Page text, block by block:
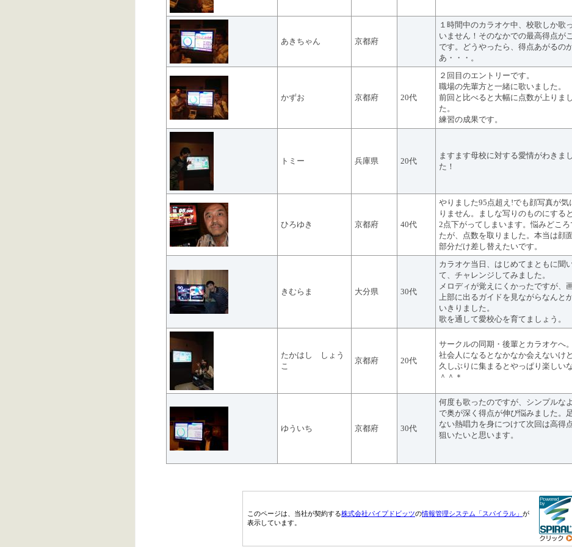
あきちゃん 京都府
１時間中のカラオケ中、校歌しか歌
いません！そのなかでの最高得点が
です。どうやったら、得点あがるの
あ・・・。
かずお 京都府 20代
２回目のエントリーです。
職場の先輩方と一緒に歌いました。
前回と比べると大幅に点数が上りまし
た。
練習の成果です。
トミー 兵庫県 20代
ますます母校に対する愛情がわきまし
た！
ひろゆき 京都府 40代
やりました95点超え!でも顔写真が気
りません。ましな写りのものにする
2点下がってしまいます。悩みどころ
たが、点数を取りました。本当は顔
部分だけ差し替えたいです。
きむらま 大分県 30代
カラオケ当日、はじめてまともに聞
て、チャレンジしてみました。
メロディが覚えにくかったですが、
上部に出るガイドを見ながらなんと
いきりました。
歌を通して愛校心を育てましょう。
たかはし しょう
こ
京都府 20代
サークルの同期・後輩とカラオケへ。
社会人になるとなかなか会えないけど
久しぶりに集まるとやっぱり楽しい
＾＾＊
ゆういち 京都府 30代
何度も歌ったのですが、シンプルな
で奥が深く得点が伸び悩みました。
ない熱唱力を身につけて次回は高得
狙いたいと思います。
このページは、当社が契約する株式会社パイプドビッツの情報管理システム「スパイラル」 が
表示しています。